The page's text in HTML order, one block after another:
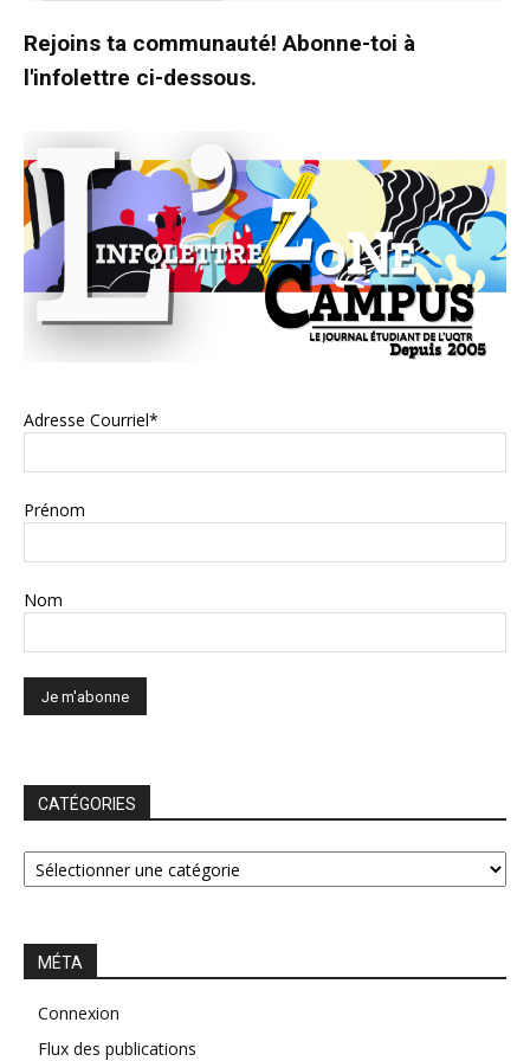
Rejoins ta communauté! Abonne-toi à
l'infolettre ci-dessous.
Adresse Courriel*
Prénom
Nom
CATÉGORIES
CATÉGORIES
MÉTA
Connexion
Flux des publications